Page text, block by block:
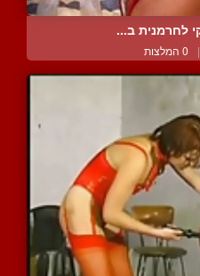
לחרמנית ב...
| 0 המלצות